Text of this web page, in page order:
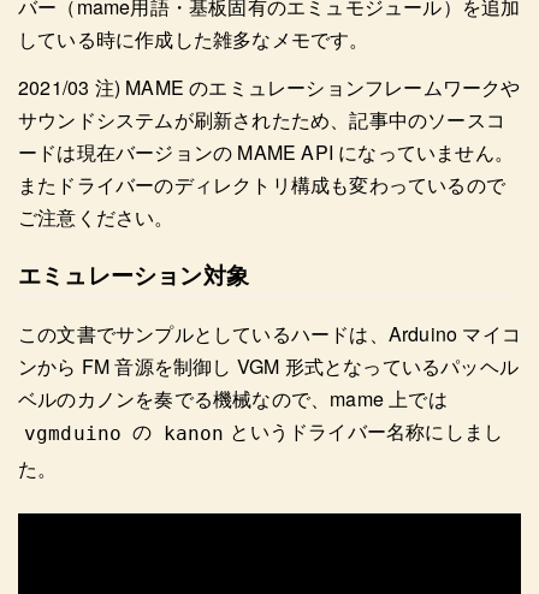
バー（mame用語・基板固有のエミュモジュール）を追加
している時に作成した雑多なメモです。
2021/03 注) MAME のエミュレーションフレームワークや
サウンドシステムが刷新されたため、記事中のソースコ
ードは現在バージョンの MAME API になっていません。
またドライバーのディレクトリ構成も変わっているので
ご注意ください。
エミュレーション対象
この文書でサンプルとしているハードは、Arduino マイコ
ンから FM 音源を制御し VGM 形式となっているパッヘル
ベルのカノンを奏でる機械なので、mame 上では
vgmduino の kanon というドライバー名称にしまし
た。